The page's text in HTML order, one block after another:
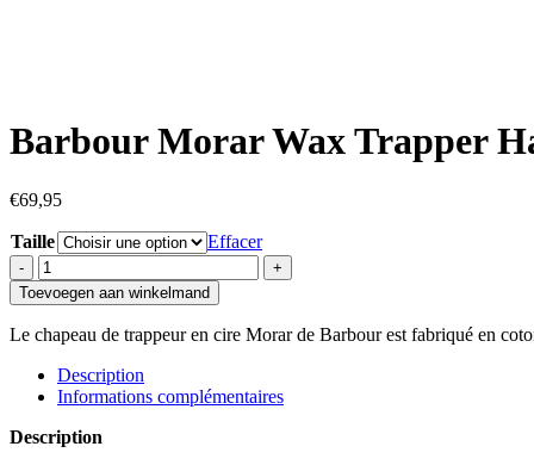
Barbour Morar Wax Trapper
€69,95
Taille
Effacer
quantité
de
Barbour
Morar
Wax
Trapper
Hat
Olive
Toevoegen aan winkelmand
Le chapeau de trappeur en cire Morar de Barbour est fabriqué en
Description
Informations complémentaires
Description